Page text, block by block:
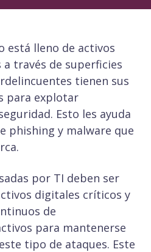
está lleno de activos
través de superficies
tienen sus
para explotar
Esto les ayuda
phishing y malware que
por TI deben ser
digitales críticos y
de
para mantenerse
tipo de ataques. Este